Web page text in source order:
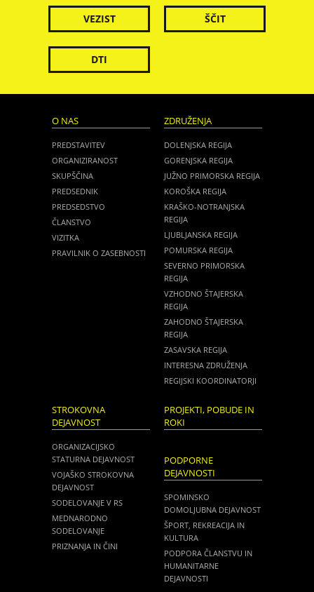
VEZIST ŠČIT
DTI
O NAS
PREDSTAVITEV
ORGANIZIRANOST
SKUPŠČINA
PREDSEDNIK
PREDSEDSTVO
ČLANSTVO
VIZITKA
PRAVILNIK O ZASEBNOSTI
ZDRUŽENJA
DOLENJSKA REGIJA
GORENJSKA REGIJA
JUŽNO PRIMORSKA REGIJA
KOROŠKA REGIJA
KRAŠKO-NOTRANJSKA
REGIJA
LJUBLJANSKA REGIJA
POMURSKA REGIJA
SEVERNO PRIMORSKA
REGIJA
VZHODNO ŠTAJERSKA
REGIJA
ZAHODNO ŠTAJERSKA
REGIJA
ZASAVSKA REGIJA
INTERESNA ZDRUŽENJA
REGIJSKI KOORDINATORJI
STROKOVNA
DEJAVNOST
ORGANIZACIJSKO
STATURNA DEJAVNOST
VOJAŠKO STROKOVNA
DEJAVNOST
SODELOVANJE V RS
MEDNARODNO
SODELOVANJE
PRIZNANJA IN ČINI
PROJEKTI, POBUDE IN
ROKI
PODPORNE
DEJAVNOSTI
SPOMINSKO
DOMOLJUBNA DEJAVNOST
ŠPORT, REKREACIJA IN
KULTURA
PODPORA ČLANSTVU IN
HUMANITARNE
DEJAVNOSTI